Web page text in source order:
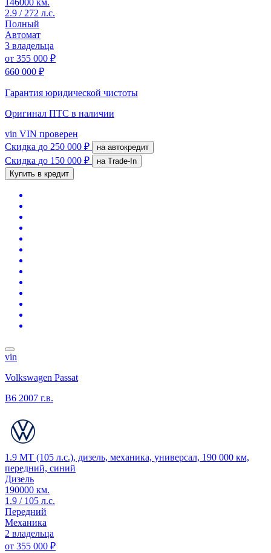
2.9 / 272 л.с.
Полный
Автомат
3 владельца
от 355 000 ₽
660 000 ₽
Гарантия юридической чистоты
Оригинал ПТС в наличии
vin VIN проверен
Скидка до 250 000 ₽ на автокредит
Скидка до 150 000 ₽
на Trade-In
Купить в кредит
vin
Volkswagen Passat
B6 2007 г.в.
1.9 MT (105 л.с.), дизель, механика, универсал, 190 000 км,
передний, синий
Дизель
190000 км.
1.9 / 105 л.с.
Передний
Механика
2 владельца
от 355 000 ₽